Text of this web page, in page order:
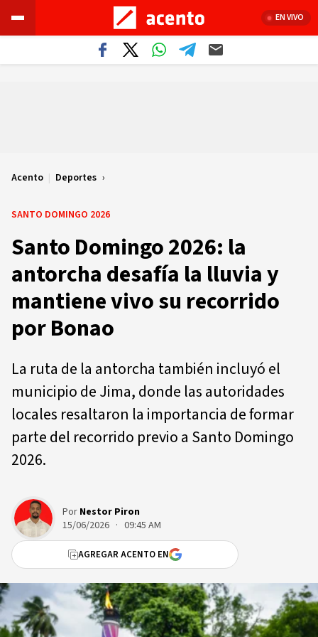
EN VIVO
Acento | Deportes
SANTO DOMINGO 2026
Santo Domingo 2026: la
antorcha desafía la lluvia y
mantiene vivo su recorrido
por Bonao
La ruta de la antorcha también incluyó el
municipio de Jima, donde las autoridades
locales resaltaron la importancia de formar
parte del recorrido previo a Santo Domingo
2026.
Por Nestor Piron
15/06/2026 · 09:45 AM
AGREGAR ACENTO EN